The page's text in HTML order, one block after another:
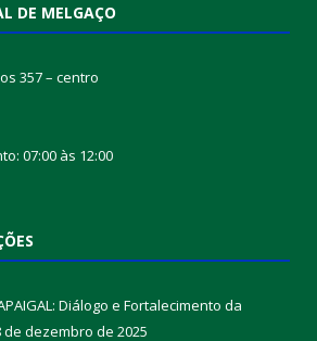
DE MELGAÇO
357 – centro
07:00 às 12:00
Diálogo e Fortalecimento da
de dezembro de 2025